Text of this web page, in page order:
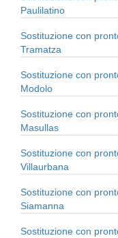
Paulilatino
Sostituzione con
Tramatza
Sostituzione con
Modolo
Sostituzione con
Masullas
Sostituzione con
Villaurbana
Sostituzione con
Siamanna
Sostituzione con